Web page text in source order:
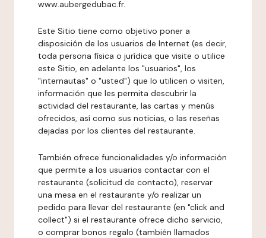
www.aubergedubac.fr.
Este Sitio tiene como objetivo poner a
disposición de los usuarios de Internet (es decir,
toda persona física o jurídica que visite o utilice
este Sitio, en adelante los "usuarios", los
"internautas" o "usted") que lo utilicen o visiten,
información que les permita descubrir la
actividad del restaurante, las cartas y menús
ofrecidos, así como sus noticias, o las reseñas
dejadas por los clientes del restaurante.
También ofrece funcionalidades y/o información
que permite a los usuarios contactar con el
restaurante (solicitud de contacto), reservar
una mesa en el restaurante y/o realizar un
pedido para llevar del restaurante (en "click and
collect") si el restaurante ofrece dicho servicio,
o comprar bonos regalo (también llamados